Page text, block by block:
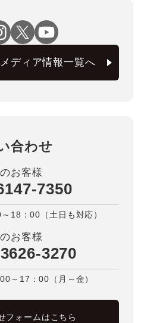
ディア情報一覧へ
合わせ
お客様
7350
18：00（土日も対応）
お客様
3270
～17：00（月～金）
フォームはこちら